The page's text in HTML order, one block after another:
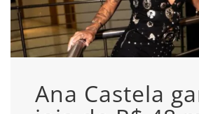
Ana Castela